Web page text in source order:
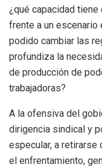
¿qué capacidad
frente a un escenario
podido cambiar las
profundiza la
de producción de
trabajadoras?
A la ofensiva del
dirigencia sindical y
especular, a
el enfrentamiento,